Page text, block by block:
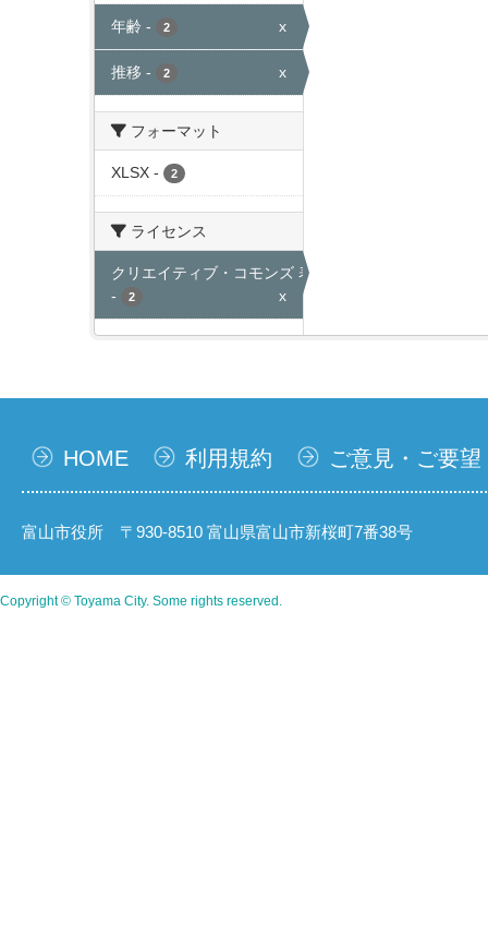
年齢 - 2 x
推移 - 2 x
フォーマット
XLSX - 2
ライセンス
クリエイティブ・コモンズ 表示
-
2 x
HOME 利用規約 ご意見・ご要望
富山市役所 〒930-8510 富山県富山市新桜町7番38号
Copyright © Toyama City. Some rights reserved.